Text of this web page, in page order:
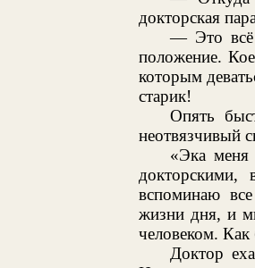
докторская
— Это всё
положение.
которым
старик!
Опять
неотвязчивый
«Эка
вспоминаю
жизни дня, и
человеком.
Доктор